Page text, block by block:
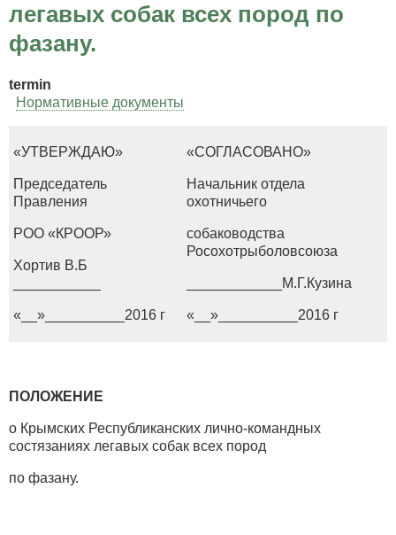
легавых собак всех пород по
фазану.
termin
Нормативные документы
«УТВЕРЖДАЮ»
Председатель
Правления
РОО «КРООР»
Хортив В.Б
«__»__________2016 г
«СОГЛАСОВАНО»
Начальник отдела
охотничьего
собаководства
Росохотрыболовсоюза
____________М.Г.Кузина
«__»__________2016 г
ПОЛОЖЕНИЕ
о Крымских Республиканских лично-командных
состязаниях легавых собак всех пород
по фазану.